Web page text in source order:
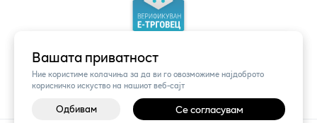
Вашата приватност
Ние користиме колачиња за да ви го овозможиме најдоброто
корисничко искуство на нашиот веб-сајт
Одбивам Се согласувам